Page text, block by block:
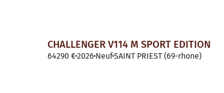
CHALLENGER V114 M SPORT EDITION
64290 €2026 NeufSAINT PRIEST (69-rhone)